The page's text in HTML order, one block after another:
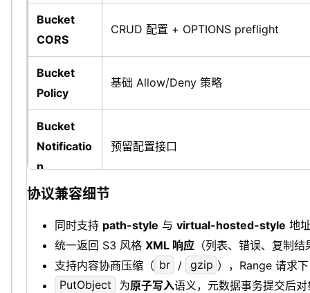
Bucket
CORS
CRUD 配置 + OPTIONS preflight
Bucket
Policy
基础 Allow/Deny 策略
Bucket
Notificatio
n
预留配置接口
SigV4 预签
名 URL
Range 读
取
支持 206 Partial Content，非法
协议兼容细节
同时支持 path-style 与 virtual-hosted-style 地
统一返回 S3 风格 XML 响应 （列表、错误、复制结
支持内容协商压缩（ br / gzip ），Range 请求
PutObject
为原子写入语义，元数据事务提交后